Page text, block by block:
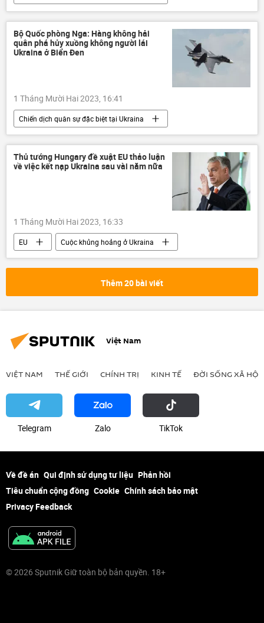
Sergei Shoigu
lực lượng vũ trang
lực lượng vũ trang Nga
Nga
Cuộc khủng hoảng ở Ukraina
Ukraina
Bộ Quốc phòng Nga: Hàng không hải
quân phá hủy xuồng không người lái
Ukraina ở Biển Đen
1 Tháng Mười Hai 2023, 16:41
Chiến dịch quân sự đặc biệt tại Ukraina
hải quân
Cuộc khủng hoảng ở Ukraina
Ukraina
lực lượng vũ trang
máy bay
Crưm
Thủ tướng Hungary đề xuật EU thảo luận
về việc kết nạp Ukraina sau vài năm nữa
1 Tháng Mười Hai 2023, 16:33
EU
Cuộc khủng hoảng ở Ukraina
Ukraina
Thế giới
Châu Âu
Viktor Orban
Liên minh châu Âu
Thêm 20 bài viết
Việt Nam
VIỆT NAM THẾ GIỚI CHÍNH TRỊ KINH TẾ ĐỜI SỐNG XÃ HỘI
Telegram Zalo ТikТоk
Về đề án Qui định sử dụng tư liệu Phản hồi
Tiêu chuẩn cộng đồng Cookie Chính sách bảo mật
Privacy Feedback
© 2026 Sputnik Giữ toàn bộ bản quyền. 18+